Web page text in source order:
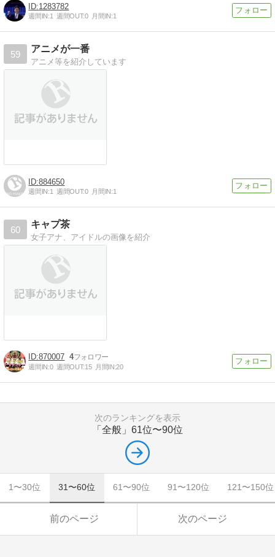
1283782
週間IN:1 週間OUT:0 月間IN:1
59
アニメが一番
アニメ等を紹介しています
884650
週間IN:1 週間OUT:0 月間IN:1
60
キャプ茶
女子アナ、アイドルの画像を紹介
870007 4
週間IN:0 週間OUT:15 月間IN:20
次のランキングを表示
「全般」 61位〜90位
1〜30位 31〜60位 61〜90位 91〜120位 121〜150位
前のページ 次のページ